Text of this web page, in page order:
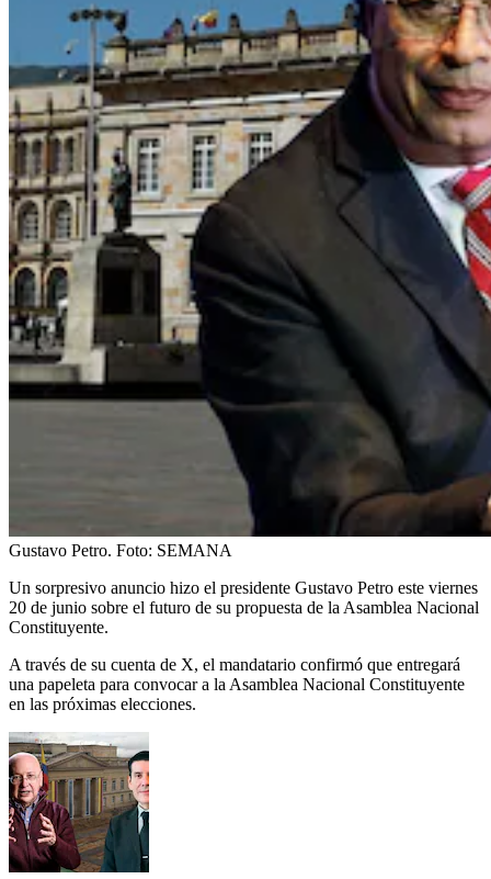
Gustavo Petro. Foto: SEMANA
Un sorpresivo anuncio hizo el presidente Gustavo Petro este viernes
20 de junio sobre el futuro de su propuesta de la Asamblea Nacional
Constituyente.
A través de su cuenta de X, el mandatario confirmó que entregará
una papeleta para convocar a la Asamblea Nacional Constituyente
en las próximas elecciones.